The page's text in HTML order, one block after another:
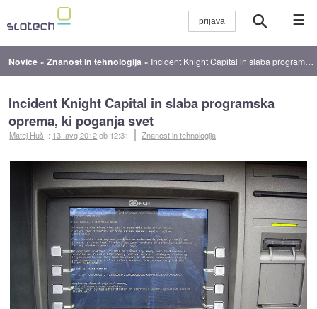
☰
Novice »Znanost in tehnologija » Incident Knight Capital in slaba programska oprema, ki poganja svet
Incident Knight Capital in slaba programska
oprema, ki poganja svet
Matej Huš :: 13. avg 2012ob 12:31 Znanost in tehnologija